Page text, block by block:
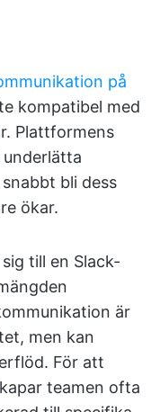
på
kompatibel med
Plattformens
bli dess
ökar.
till en Slack-
är
men kan
För att
teamen ofta